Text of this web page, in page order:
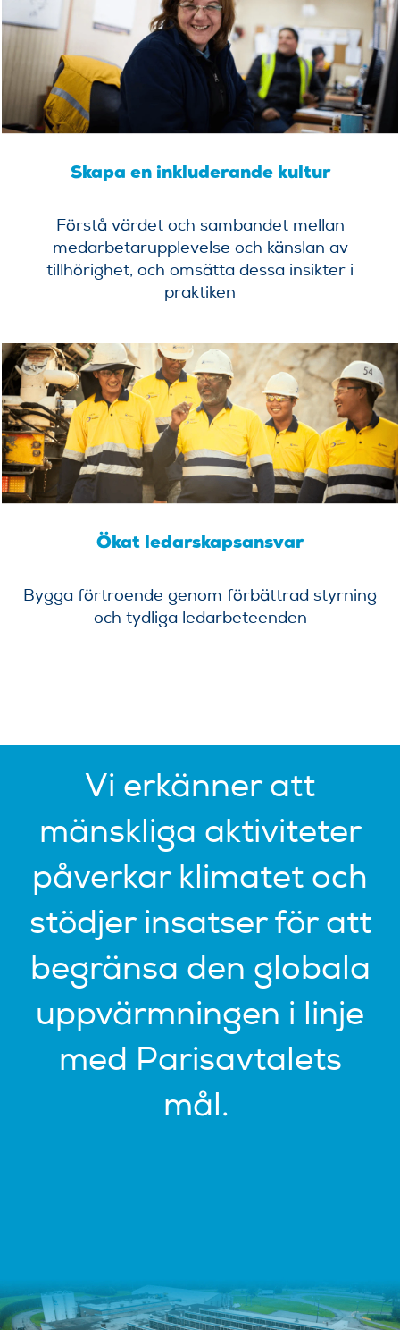
Skapa en inkluderande kultur
Förstå värdet och sambandet mellan
medarbetarupplevelse och känslan av
tillhörighet, och omsätta dessa insikter i
praktiken
Ökat ledarskapsansvar
Bygga förtroende genom förbättrad styrning
och tydliga ledarbeteenden
Vi erkänner att
mänskliga aktiviteter
påverkar klimatet och
stödjer insatser för att
begränsa den globala
uppvärmningen i linje
med Parisavtalets
mål.